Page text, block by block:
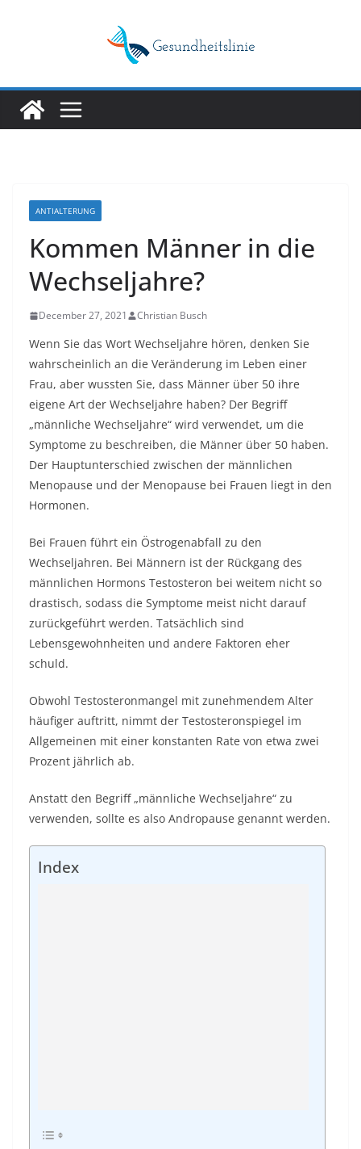
ANTIALTERUNG
Kommen Männer in die
Wechseljahre?
December 27, 2021 Christian Busch
Wenn Sie das Wort Wechseljahre hören, denken Sie
wahrscheinlich an die Veränderung im Leben einer
Frau, aber wussten Sie, dass Männer über 50 ihre
eigene Art der Wechseljahre haben? Der Begriff
„männliche Wechseljahre“ wird verwendet, um die
Symptome zu beschreiben, die Männer über 50 haben.
Der Hauptunterschied zwischen der männlichen
Menopause und der Menopause bei Frauen liegt in den
Hormonen.
Bei Frauen führt ein Östrogenabfall zu den
Wechseljahren. Bei Männern ist der Rückgang des
männlichen Hormons Testosteron bei weitem nicht so
drastisch, sodass die Symptome meist nicht darauf
zurückgeführt werden. Tatsächlich sind
Lebensgewohnheiten und andere Faktoren eher
schuld.
Obwohl Testosteronmangel mit zunehmendem Alter
häufiger auftritt, nimmt der Testosteronspiegel im
Allgemeinen mit einer konstanten Rate von etwa zwei
Prozent jährlich ab.
Anstatt den Begriff „männliche Wechseljahre“ zu
verwenden, sollte es also Andropause genannt werden.
Index